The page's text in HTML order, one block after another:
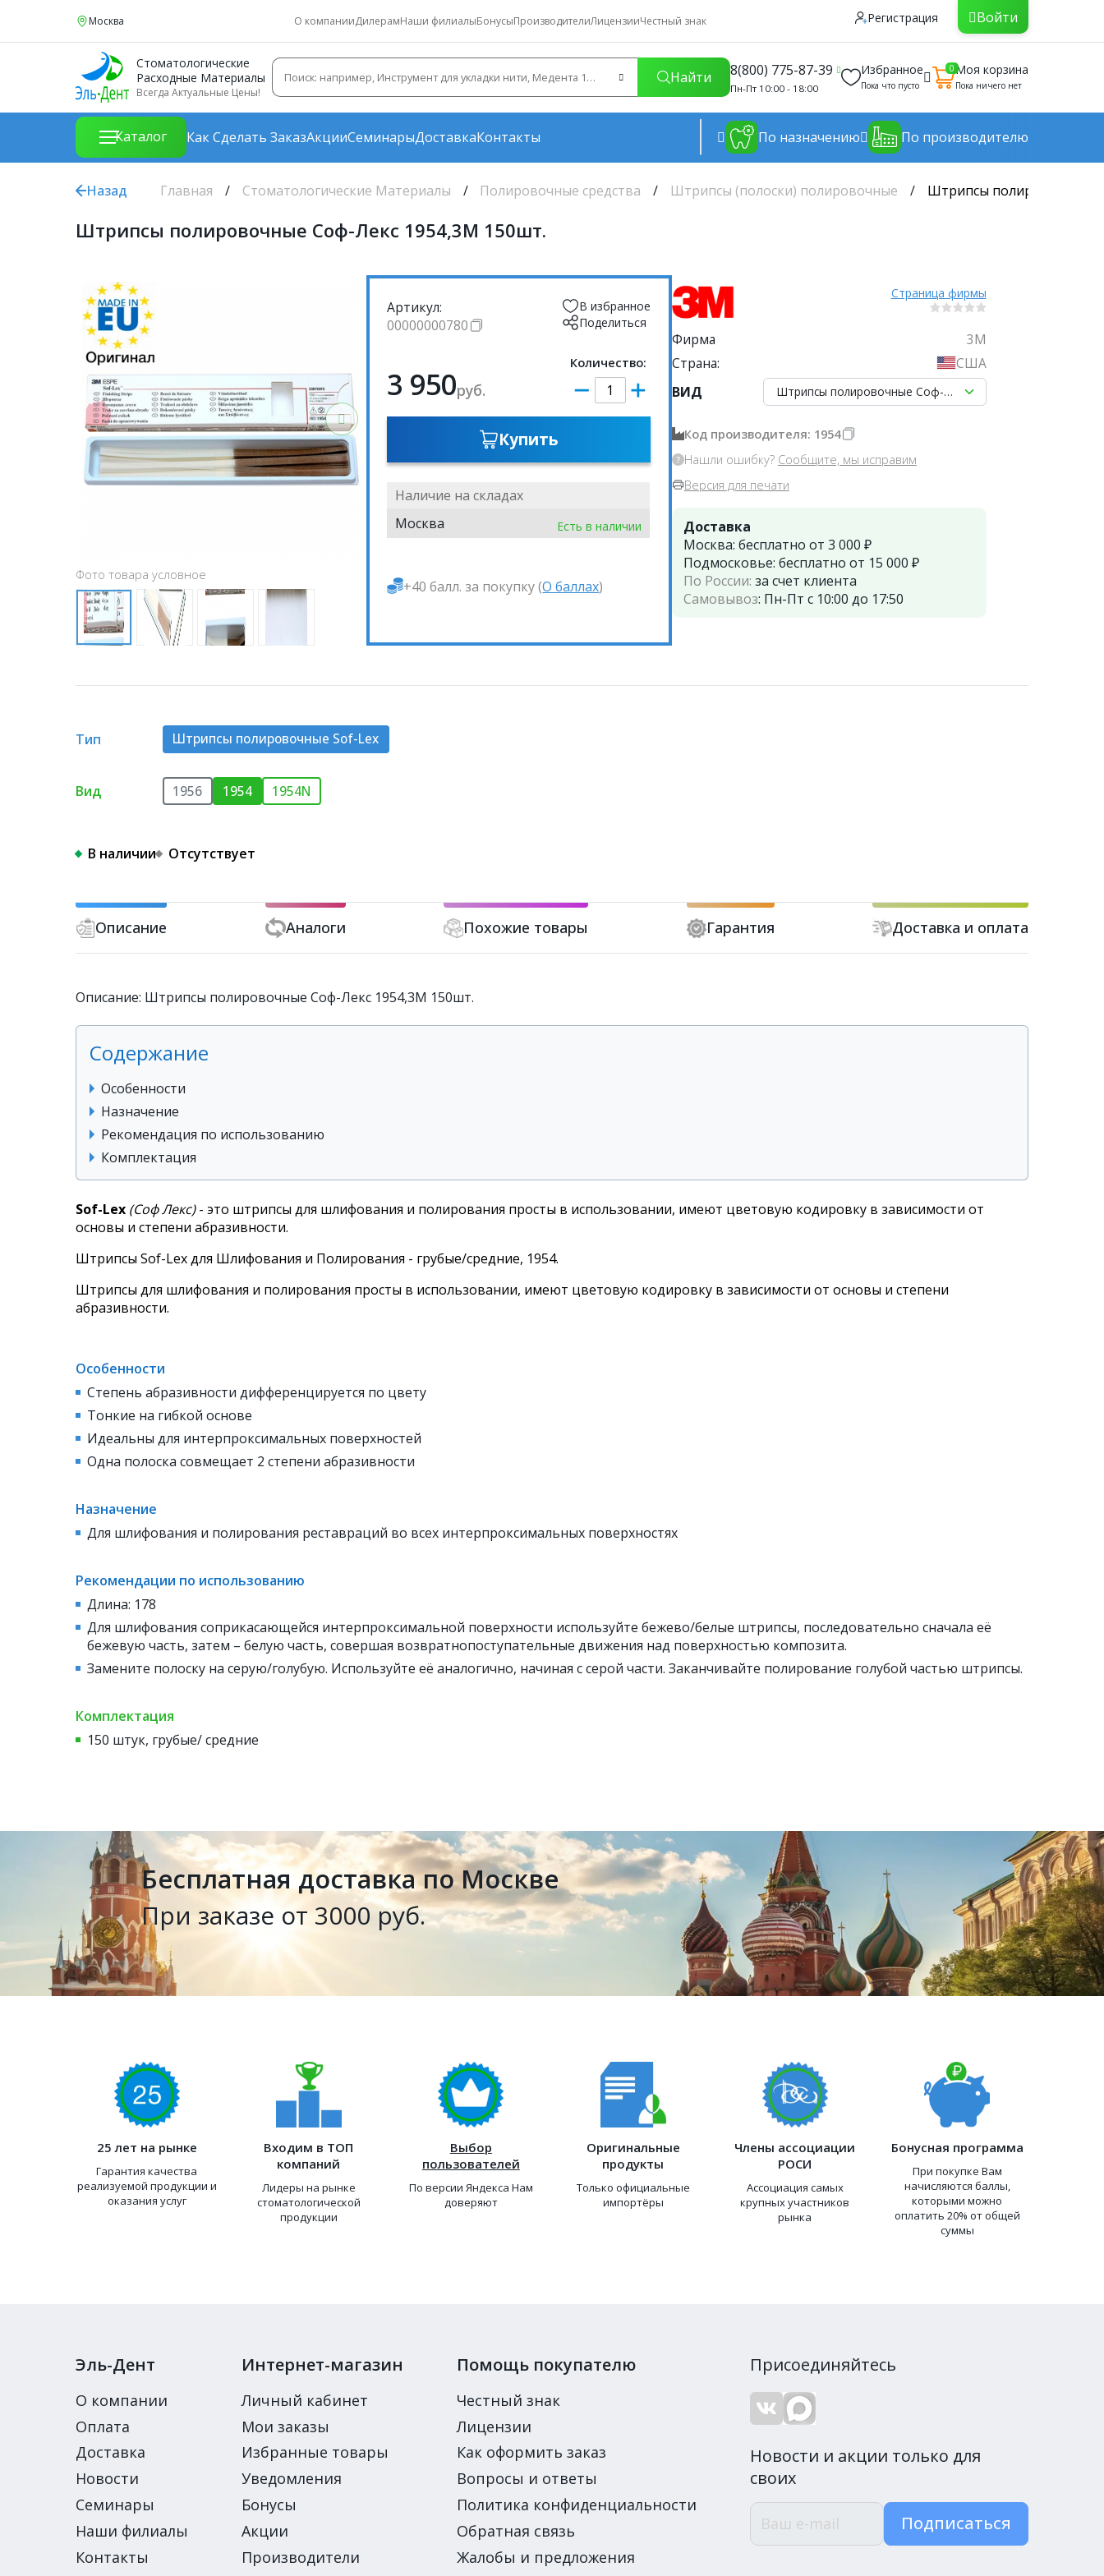
Москва О компанииДилерамНаши филиалыБонусыПроизводителиЛицензииЧестный знак Регистрация Войти
Стоматологические
Расходные Материалы
Всегда Актуальные Цены!
Найти 8(800) 775-87-39
Пн-Пт 10:00 - 18:00
Избранное
Пока что пусто
0Моя корзина
Пока ничего нет
Каталог Как Сделать ЗаказАкцииСеминарыДоставкаКонтакты По назначению По производителю
Назад Главная Стоматологические Материалы Полировочные средства Штрипсы (полоски) полировочные Штрипсы полировочные
Штрипсы полировочные Соф-Лекс 1954,3М 150шт.
Фото товара условное
Артикул:
00000000780
В избранное
Поделиться
3 950руб.
Количество:
Купить
Наличие на складах
Москва
Есть в наличии
+40 балл. за покупку (О баллах)
Страница фирмы
Фирма
3M
Страна:
США
ВИД
Штрипсы полировочные Соф-Лекс 1954,3М 150шт.
Код производителя: 1954
Нашли ошибку? Сообщите, мы исправим
Версия для печати
Доставка
Москва: бесплатно от 3 000 ₽
Подмосковье: бесплатно от 15 000 ₽
По России: за счет клиента
Самовывоз: Пн-Пт с 10:00 до 17:50
Тип Штрипсы полировочные Sof-Lex
Вид 1956 1954 1954N
В наличии Отсутствует
Описание Аналоги Похожие товары Гарантия Доставка и оплата
Описание: Штрипсы полировочные Соф-Лекс 1954,3М 150шт.
Содержание
Особенности
Назначение
Рекомендация по использованию
Комплектация
Sof-Lex (Соф Лекс)- это штрипсы для шлифования и полирования просты в использовании, имеют цветовую кодировку в зависимости от
основы и степени абразивности.
Штрипсы Sof-Lex для Шлифования и Полирования - грубые/средние, 1954.
Штрипсы для шлифования и полирования просты в использовании, имеют цветовую кодировку в зависимости от основы и степени
абразивности.
Особенности
Степень абразивности дифференцируется по цвету
Тонкие на гибкой основе
Идеальны для интерпроксимальных поверхностей
Одна полоска совмещает 2 степени абразивности
Назначение
Для шлифования и полирования реставраций во всех интерпроксимальных поверхностях
Рекомендации по использованию
Длина: 178
Для шлифования соприкасающейся интерпроксимальной поверхности используйте бежево/белые штрипсы, последовательно сначала её
бежевую часть, затем – белую часть, совершая возвратнопоступательные движения над поверхностью композита.
Замените полоску на серую/голубую. Используйте её аналогично, начиная с серой части. Заканчивайте полирование голубой частью штрипсы.
Комплектация
150 штук, грубые/ средние
Бесплатная доставка по Москве
При заказе от 3000 руб.
25 лет на рынке
Гарантия качества
реализуемой продукции и
оказания услуг
Входим в ТОП
компаний
Лидеры на рынке
стоматологической
продукции
Выбор
пользователей
По версии Яндекса Нам
доверяют
Оригинальные
продукты
Только официальные
импортёры
Члены ассоциации
РОСИ
Ассоциация самых
крупных участников
рынка
Бонусная программа
При покупке Вам
начисляются баллы,
которыми можно
оплатить 20% от общей
суммы
Эль-Дент
О компании
Оплата
Доставка
Новости
Семинары
Наши филиалы
Контакты
Интернет-магазин
Личный кабинет
Мои заказы
Избранные товары
Уведомления
Бонусы
Акции
Производители
Помощь покупателю
Честный знак
Лицензии
Как оформить заказ
Вопросы и ответы
Политика конфиденциальности
Обратная связь
Жалобы и предложения
Присоединяйтесь
Новости и акции только для
своих
Подписаться